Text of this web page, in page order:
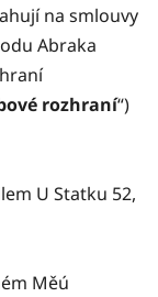
na smlouvy
Abraka
rozhraní“)
U Statku 52,
Měú